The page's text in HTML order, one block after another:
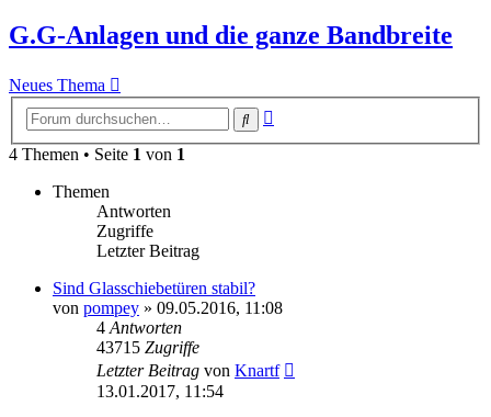
G.G-Anlagen und die ganze Bandbreite
Neues Thema
Suche
4 Themen • Seite 1 von 1
Themen
Antworten
Zugriffe
Letzter Beitrag
Sind Glasschiebetüren stabil?
von pompey » 09.05.2016, 11:08
4 Antworten
43715 Zugriffe
Letzter Beitrag von Knartf
13.01.2017, 11:54